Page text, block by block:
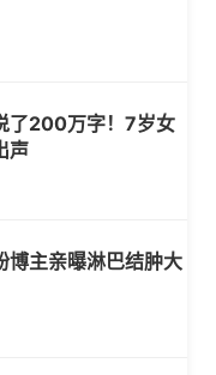
了200万字！7岁女
声
博主亲曝淋巴结肿大